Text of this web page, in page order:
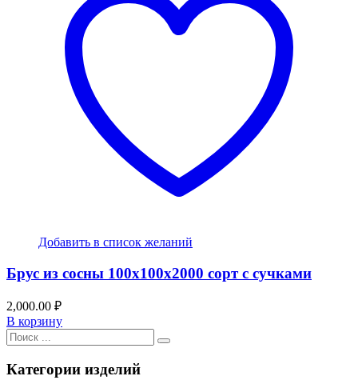
Добавить в список желаний
Брус из сосны 100x100x2000 сорт с сучками
2,000.00 ₽
В корзину
Категории изделий